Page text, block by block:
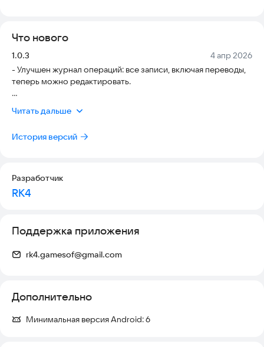
Что нового
Версия:
1.0.3 Дата:
4 апр 2026
- Улучшен журнал операций: все записи, включая переводы,
теперь можно редактировать.
журнала.
- Переработаны ближайшие платежи и уведомления:
- Интерфейс стал компактнее и чище: иконки действий,
упрощенные цели и обновленный экран обзора.
Читать дальше
История версий
Разработчик
RK4
Поддержка приложения
rk4.gamesof@gmail.com
Дополнительно
Минимальная версия Android:6